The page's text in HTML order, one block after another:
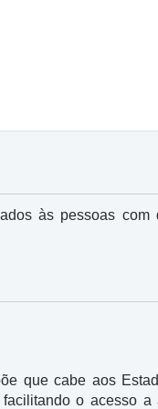
às pessoas
que cabe aos
o acesso